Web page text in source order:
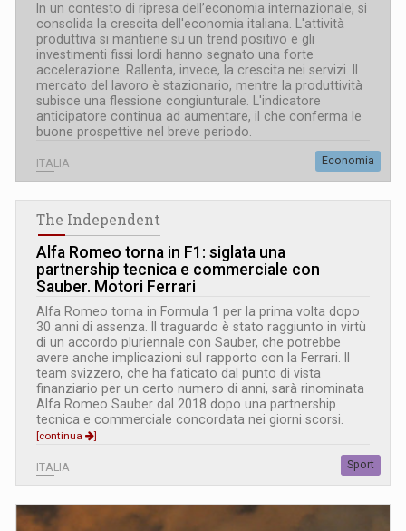
In un contesto di ripresa dell’economia internazionale, si
consolida la crescita dell'economia italiana. L'attività
produttiva si mantiene su un trend positivo e gli
investimenti fissi lordi hanno segnato una forte
accelerazione. Rallenta, invece, la crescita nei servizi. Il
mercato del lavoro è stazionario, mentre la produttività
subisce una flessione congiunturale. L'indicatore
anticipatore continua ad aumentare, il che conferma le
buone prospettive nel breve periodo.
ITALIA Economia
The Independent
Alfa Romeo torna in F1: siglata una
partnership tecnica e commerciale con
Sauber. Motori Ferrari
Alfa Romeo torna in Formula 1 per la prima volta dopo
30 anni di assenza. Il traguardo è stato raggiunto in virtù
di un accordo pluriennale con Sauber, che potrebbe
avere anche implicazioni sul rapporto con la Ferrari. Il
team svizzero, che ha faticato dal punto di vista
finanziario per un certo numero di anni, sarà rinominata
Alfa Romeo Sauber dal 2018 dopo una partnership
tecnica e commerciale concordata nei giorni scorsi.
[continua ]
ITALIA Sport